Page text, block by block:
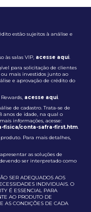
estão sujeitos à análise e
às salas VIP, acesse aqui.
para solicitação de clientes
mais investidos junto ao
e aprovação de crédito do
acesse aqui.
de cadastro. Trata-se de
de idade, na qual o
informações, acesse:
fisica/conta-safra-first.htm.
Para mais detalhes,
as soluções de
ser interpretado como
SER ADEQUADOS AOS
INDIVIDUAIS. O
É ESSENCIAL PARA
AO PRODUTO DE
AS CONDIÇÕES DE CADA